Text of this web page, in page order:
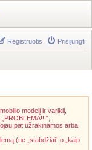
Prisijungti
Registruotis
modelį ir variklį,
pat užrakinamos arba
(ne „stabdžiai“ o „kaip